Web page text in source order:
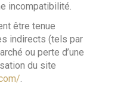
incompatibilité.
être tenue
indirects (tels par
ou perte d’une
du site
.